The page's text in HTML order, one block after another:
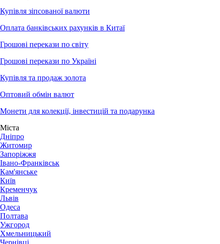
Купівля зіпсованої валюти
Оплата банківських рахунків в Китаї
Грошові перекази по світу
Грошові перекази по Україні
Купівля та продаж золота
Оптовий обмін валют
Монети для колекції, інвестицій та подарунка
Міста
Дніпро
Житомир
Запоріжжя
Івано-Франківськ
Кам'янське
Київ
Кременчук
Львів
Одеса
Полтава
Ужгород
Хмельницький
Чернівці